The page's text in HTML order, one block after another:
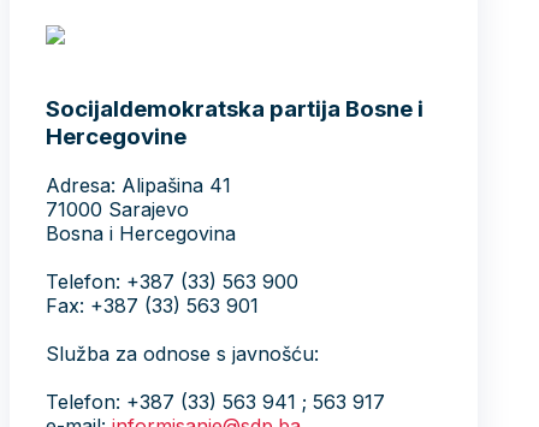
Socijaldemokratska partija Bosne i
Hercegovine
Adresa: Alipašina 41
71000 Sarajevo
Bosna i Hercegovina
Telefon: +387 (33) 563 900
Fax: +387 (33) 563 901
Služba za odnose s javnošću:
Telefon: +387 (33) 563 941 ; 563 917